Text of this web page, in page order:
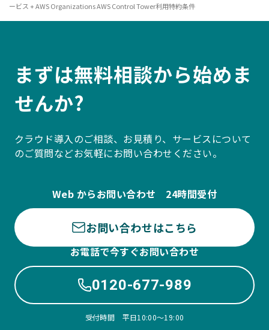
ービス + AWS Organizations AWS Control Tower利用特約条件
まずは無料相談から始めま
せんか?
クラウド導入のご相談、お見積り、サービスについて
のご質問などお気軽にお問い合わせください。
Web からお問い合わせ 24時間受付
お問い合わせはこちら
お電話で今すぐお問い合わせ
0120-677-989
受付時間 平日10:00〜19:00